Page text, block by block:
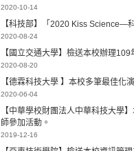
2020-10-14
【科技部】「2020 Kiss Science—
2020-08-24
【國立交通大學】檢送本校辦理
2020-08-20
【德霖科技大學 】本校多筆最佳化
2020-06-04
【中華學校財團法人中華科技大學
師參加活動。
2019-12-16